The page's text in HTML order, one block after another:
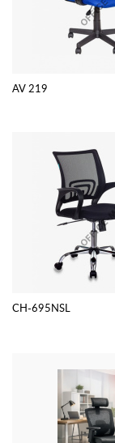
AV 219
CH-695NSL